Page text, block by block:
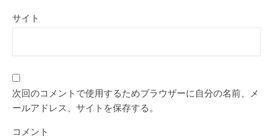
サイト
次回のコメントで使用するためブラウザーに自分の名前、メ
ールアドレス、サイトを保存する。
コメント